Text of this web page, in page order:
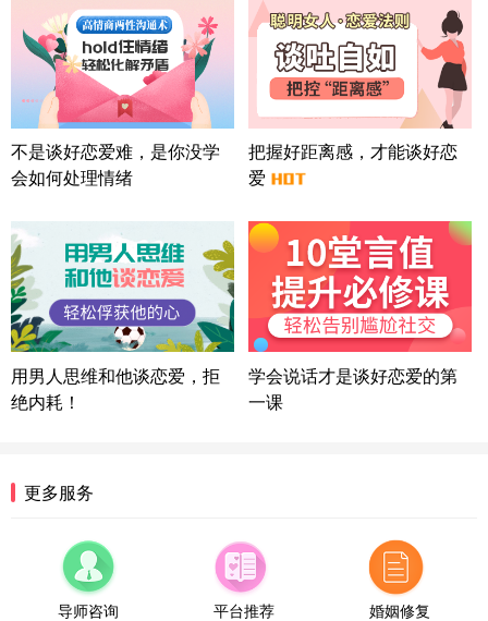
情感方案
北京-朝阳 151****3189
22分钟前
微信用户 巧?媚儿 通过此页面咨询，已获得专属情感
方案
上海-浦东 177****9074
56分钟前
微信用户 Liberty 通过此页面咨询，已获得专属情感
方案
广东-广州 188****5632
湖北-武汉 135****7410
41分钟前
微信用户 困困魚? 通过此页面咨询，已获得专属情感
方案
陕西-西安 139****6283
3分钟前
情感方案
浙江-宁波 150****8921
福建-厦门 159****4462
53分钟前
微信用户 凌乱小羊 通过此页面咨询，已获得专属情
不是谈好恋爱难，是你没学
会如何处理情绪
把握好距离感，才能谈好恋
爱
用男人思维和他谈恋爱，拒
绝内耗！
学会说话才是谈好恋爱的第
一课
更多服务
导师咨询 平台推荐 婚姻修复